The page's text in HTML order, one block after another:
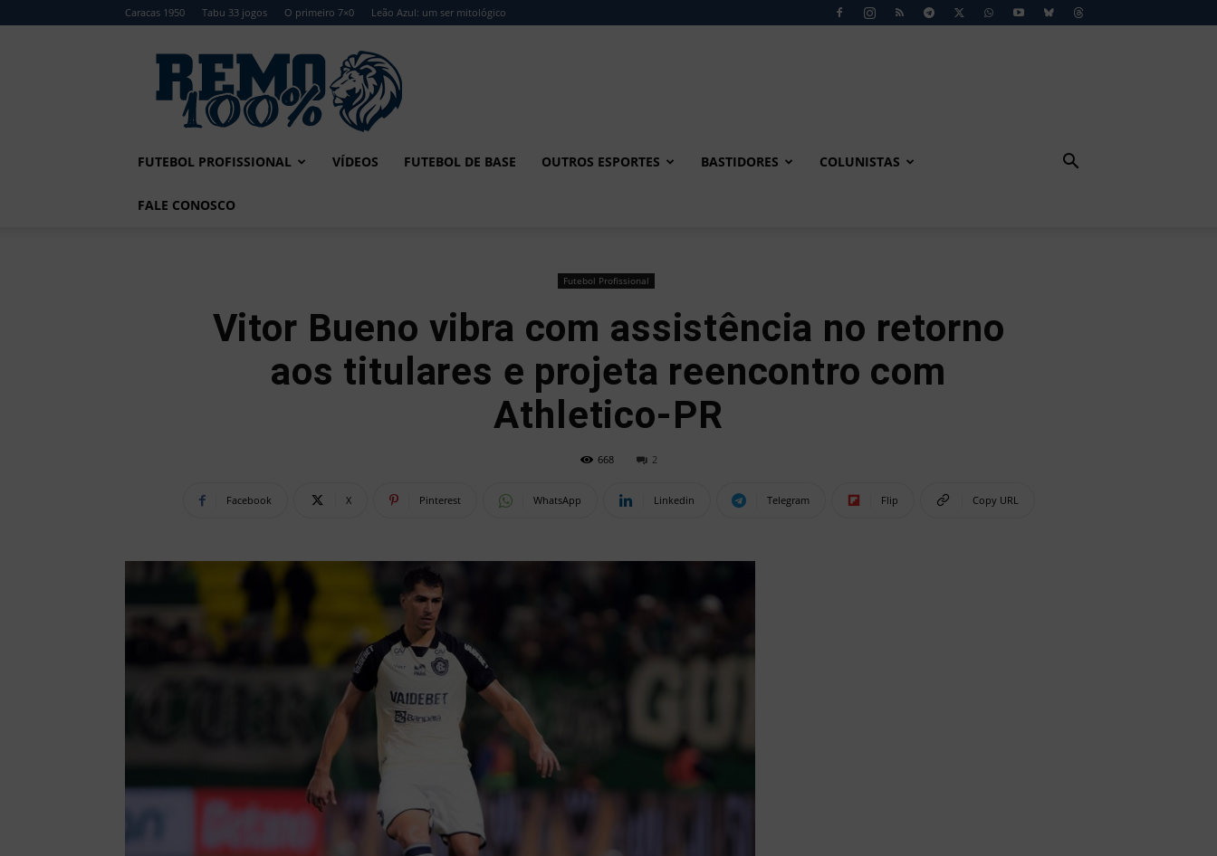
Caracas 1950 Tabu 33 jogos O primeiro 7×0 Leão Azul: um ser mitológico
Remo
FUTEBOL PROFISSIONAL VÍDEOS FUTEBOL DE BASE OUTROS ESPORTES BASTIDORES COLUNISTAS
FALE CONOSCO
Futebol Profissional
Vitor Bueno vibra com assistência no retorno
aos titulares e projeta reencontro com
Athletico-PR
668 2
Facebook X Pinterest WhatsApp Linkedin Telegram Flip Copy URL